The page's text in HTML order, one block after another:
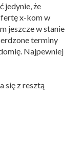
jedynie, że
x-kom w
jeszcze w stanie
terminy
Najpewniej
się z resztą